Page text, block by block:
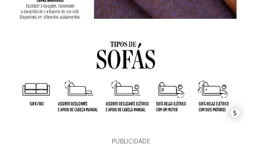
5
PUBLICIDADE